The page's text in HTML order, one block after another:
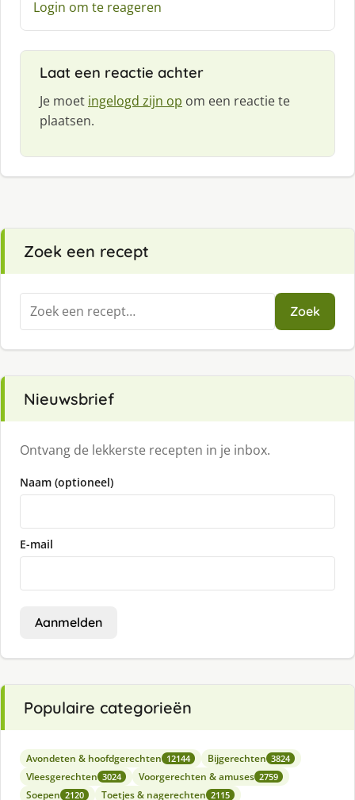
r
Login om te reageren
Laat een reactie achter
Je moet ingelogd zijn op om een reactie te
plaatsen.
Zoek een recept
Zoeken
naar:
Zoek
Nieuwsbrief
Ontvang de lekkerste recepten in je inbox.
Naam (optioneel)
E-mail
Aanmelden
Populaire categorieën
Avondeten & hoofdgerechten 12144 Bijgerechten 3824
Vleesgerechten 3024 Voorgerechten & amuses 2759
Soepen 2120 Toetjes & nagerechten 2115